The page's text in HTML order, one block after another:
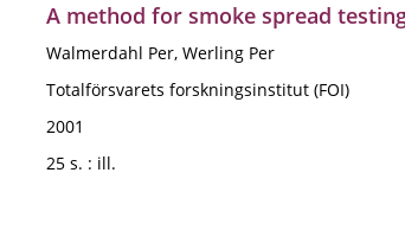
A method for smoke spread
Walmerdahl Per, Werling Per
Totalförsvarets forskningsinstitut (FOI)
2001
25 s. : ill.